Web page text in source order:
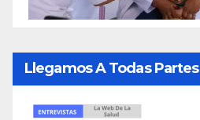
Llegamos A Todas Partes